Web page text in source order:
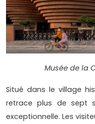
Musée de la
Situé dans le village
retrace plus de sept
exceptionnelle. Les